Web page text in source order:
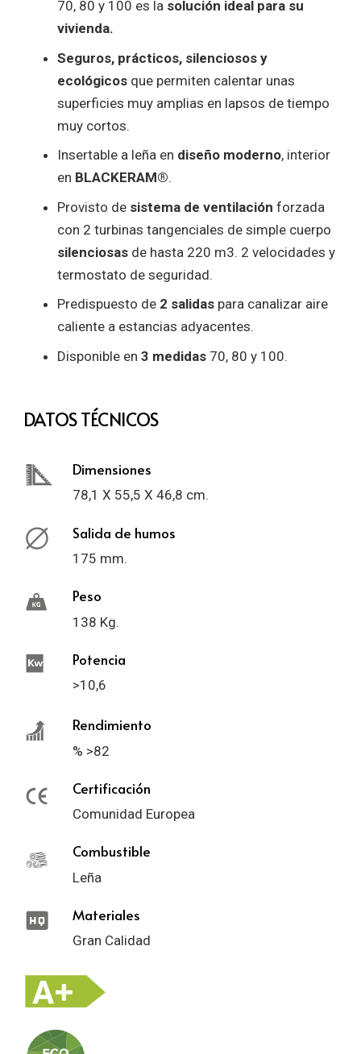
70, 80 y 100 es la solución ideal para su
vivienda.
Seguros, prácticos, silenciosos y
ecológicos que permiten calentar unas
superficies muy amplias en lapsos de tiempo
muy cortos.
Insertable a leña en diseño moderno, interior
en BLACKERAM®.
Provisto de sistema de ventilación forzada
con 2 turbinas tangenciales de simple cuerpo
silenciosas de hasta 220 m3. 2 velocidades y
termostato de seguridad.
Predispuesto de 2 salidas para canalizar aire
caliente a estancias adyacentes.
Disponible en3 medidas 70, 80 y 100.
DATOS TÉCNICOS
Dimensiones
78,1 X 55,5 X 46,8 cm.
Salida de humos
175 mm.
Peso
138 Kg.
Potencia
>10,6
Rendimiento
% >82
Certificación
Comunidad Europea
Combustible
Leña
Materiales
Gran Calidad